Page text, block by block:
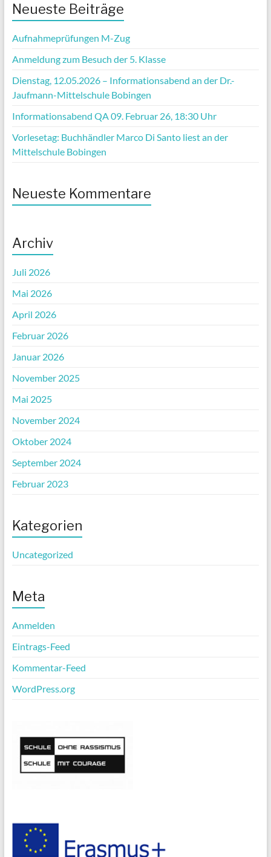
Neueste Beiträge
Aufnahmeprüfungen M-Zug
Anmeldung zum Besuch der 5. Klasse
Dienstag, 12.05.2026 – Informationsabend an der Dr.-
Jaufmann-Mittelschule Bobingen
Informationsabend QA 09. Februar 26, 18:30 Uhr
Vorlesetag: Buchhändler Marco Di Santo liest an der
Mittelschule Bobingen
Neueste Kommentare
Archiv
Juli 2026
Mai 2026
April 2026
Februar 2026
Januar 2026
November 2025
Mai 2025
November 2024
Oktober 2024
September 2024
Februar 2023
Kategorien
Uncategorized
Meta
Anmelden
Eintrags-Feed
Kommentar-Feed
WordPress.org